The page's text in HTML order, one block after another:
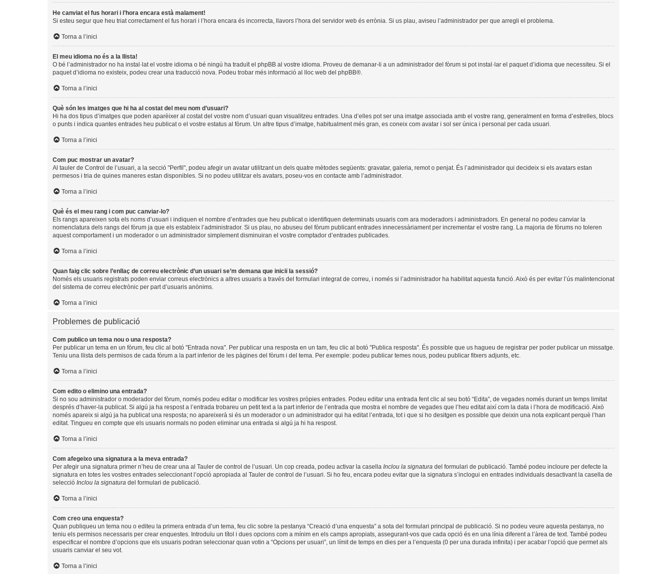
He canviat el fus horari i l’hora encara està malament!
Si esteu segur que heu triat correctament el fus horari i l’hora encara és incorrecta, llavors l’hora del servidor web és errònia. Si us plau, aviseu l’administrador per que arregli el problema.
Torna a l’inici
El meu idioma no és a la llista!
O bé l’administrador no ha instal·lat el vostre idioma o bé ningú ha traduït el phpBB al vostre idioma. Proveu de demanar-li a un administrador del fòrum si pot instal·lar el paquet d’idioma que necessiteu. Si el
paquet d’idioma no existeix, podeu crear una traducció nova. Podeu trobar més informació al lloc web del phpBB®.
Torna a l’inici
Què són les imatges que hi ha al costat del meu nom d’usuari?
Hi ha dos tipus d’imatges que poden aparèixer al costat del vostre nom d’usuari quan visualitzeu entrades. Una d’elles pot ser una imatge associada amb el vostre rang, generalment en forma d’estrelles, blocs
o punts i indica quantes entrades heu publicat o el vostre estatus al fòrum. Un altre tipus d’imatge, habitualment més gran, es coneix com avatar i sol ser única i personal per cada usuari.
Torna a l’inici
Com puc mostrar un avatar?
Al tauler de Control de l’usuari, a la secció "Perfil", podeu afegir un avatar utilitzant un dels quatre mètodes següents: gravatar, galeria, remot o penjat. És l’administrador qui decideix si els avatars estan
permesos i tria de quines maneres estan disponibles. Si no podeu utilitzar els avatars, poseu-vos en contacte amb l’administrador.
Torna a l’inici
Què és el meu rang i com puc canviar-lo?
Els rangs apareixen sota els noms d’usuari i indiquen el nombre d’entrades que heu publicat o identifiquen determinats usuaris com ara moderadors i administradors. En general no podeu canviar la
nomenclatura dels rangs del fòrum ja que els estableix l’administrador. Si us plau, no abuseu del fòrum publicant entrades innecessàriament per incrementar el vostre rang. La majoria de fòrums no toleren
aquest comportament i un moderador o un administrador simplement disminuiran el vostre comptador d’entrades publicades.
Torna a l’inici
Quan faig clic sobre l’enllaç de correu electrònic d’un usuari se’m demana que iniciï la sessió?
Només els usuaris registrats poden enviar correus electrònics a altres usuaris a través del formulari integrat de correu, i només si l’administrador ha habilitat aquesta funció. Això és per evitar l’ús malintencionat
del sistema de correu electrònic per part d’usuaris anònims.
Torna a l’inici
Problemes de publicació
Com publico un tema nou o una resposta?
Per publicar un tema en un fòrum, feu clic al botó "Entrada nova". Per publicar una resposta en un tam, feu clic al botó "Publica resposta". És possible que us hagueu de registrar per poder publicar un missatge.
Teniu una llista dels permisos de cada fòrum a la part inferior de les pàgines del fòrum i del tema. Per exemple: podeu publicar temes nous, podeu publicar fitxers adjunts, etc.
Torna a l’inici
Com edito o elimino una entrada?
Si no sou administrador o moderador del fòrum, només podeu editar o modificar les vostres pròpies entrades. Podeu editar una entrada fent clic al seu botó “Edita”, de vegades només durant un temps limitat
després d’haver-la publicat. Si algú ja ha respost a l’entrada trobareu un petit text a la part inferior de l’entrada que mostra el nombre de vegades que l’heu editat així com la data i l’hora de modificació. Això
només apareix si algú ja ha publicat una resposta; no apareixerà si és un moderador o un administrador qui ha editat l’entrada, tot i que si ho desitgen es possible que deixin una nota explicant perquè l’han
editat. Tingueu en compte que els usuaris normals no poden eliminar una entrada si algú ja hi ha respost.
Torna a l’inici
Com afegeixo una signatura a la meva entrada?
Per afegir una signatura primer n’heu de crear una al Tauler de control de l’usuari. Un cop creada, podeu activar la casella Inclou la signatura del formulari de publicació. També podeu incloure per defecte la
signatura en totes les vostres entrades seleccionant l’opció apropiada al Tauler de control de l’usuari. Si ho feu, encara podeu evitar que la signatura s’inclogui en entrades individuals desactivant la casella de
selecció Inclou la signatura del formulari de publicació.
Torna a l’inici
Com creo una enquesta?
Quan publiqueu un tema nou o editeu la primera entrada d’un tema, feu clic sobre la pestanya “Creació d’una enquesta” a sota del formulari principal de publicació. Si no podeu veure aquesta pestanya, no
teniu els permisos necessaris per crear enquestes. Introduïu un títol i dues opcions com a mínim en els camps apropiats, assegurant-vos que cada opció és en una línia diferent a l’àrea de text. També podeu
especificar el nombre d’opcions que els usuaris podran seleccionar quan votin a “Opcions per usuari”, un límit de temps en dies per a l’enquesta (0 per una durada infinita) i per acabar l’opció que permet als
usuaris canviar el seu vot.
Torna a l’inici